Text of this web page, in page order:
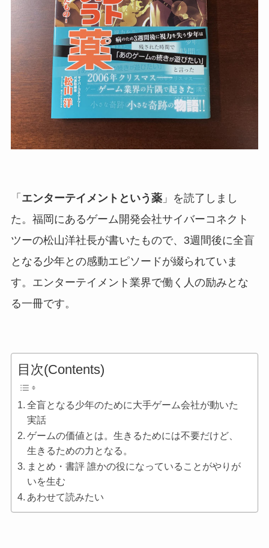
「 エンターテイメントという薬」を読了しまし
た。福岡にあるゲーム開発会社サイバーコネクト
ツーの松山洋社長が書いたもので、3週間後に全盲
となる少年との感動エピソードが綴られていま
す。エンターテイメント業界で働く人の励みとな
る一冊です。
目次(Contents)
全盲となる少年のために大手ゲーム会社が動いた
実話
ゲームの価値とは。生きるためには不要だけど、
生きるための力となる。
まとめ・書評 誰かの役になっていることがやりが
いを生む
あわせて読みたい